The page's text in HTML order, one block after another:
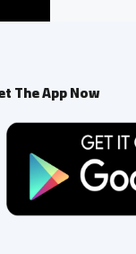
The App Now